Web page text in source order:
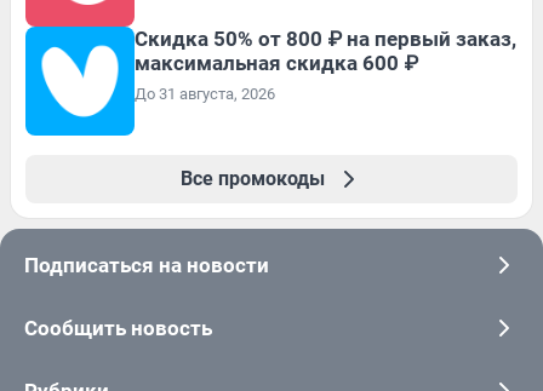
Скидка 50% от 800 ₽ на первый заказ,
максимальная скидка 600 ₽
До 31 августа, 2026
Все промокоды
Подписаться на новости
Сообщить новость